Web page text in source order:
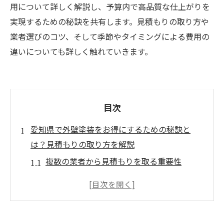
用について詳しく解説し、予算内で高品質な仕上がりを
実現するための秘訣を共有します。見積もりの取り方や
業者選びのコツ、そして季節やタイミングによる費用の
違いについても詳しく触れていきます。
目次
愛知県で外壁塗装をお得にするための秘訣と
は？見積もりの取り方を解説
複数の業者から見積もりを取る重要性
見積もりの内容を比較検討する方法